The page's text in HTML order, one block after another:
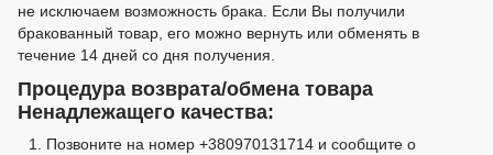
не исключаем возможность брака. Если Вы получили
бракованный товар, его можно вернуть или обменять в
течение 14 дней со дня получения.
Процедура возврата/обмена товара
Ненадлежащего качества:
Позвоните на номер +380970131714 и сообщите о